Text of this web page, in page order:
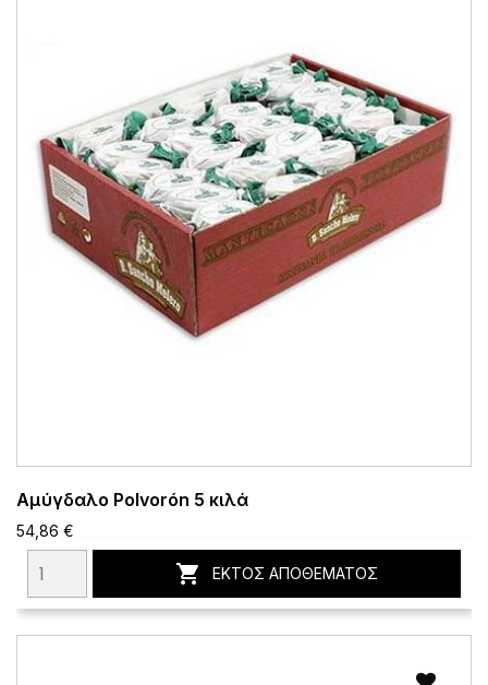
Αμύγδαλο Polvorón 5 κιλά
54,86 €
 ΕΚΤΌΣ ΑΠΟΘΈΜΑΤΟΣ